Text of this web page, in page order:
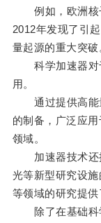
例如，欧洲核
2012年发现了引
量起源的重大突破
科学加速器对
用。
通过提供高能
的制备，广泛应
领域。
加速器技术还
光等新型研究设
等领域的研究提供
除了在基础科